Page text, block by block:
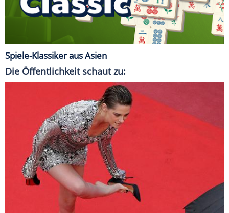
Spiele-Klassiker aus Asien
Die Öffentlichkeit schaut zu: